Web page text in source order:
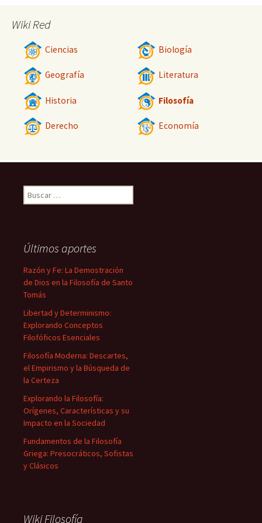
Wiki Red
Ciencias Biología
Geografía Literatura
Historia Filosofía
Derecho Economía
Buscar:
Últimos aportes
Razón y Fe: La Demostración
de Dios en la Filosofía de Santo
Tomás
Libertad y Determinismo:
Explorando Conceptos
Filofóficos Esenciales
Filosofía Moderna: Descartes,
el Empirismo y la Búsqueda de
la Certeza
Explorando la Filosofía:
Orígenes, Características y su
Impacto en la Sociedad
Fundamentos de la Filosofía
Griega: Presocráticos, Sofistas
y Clásicos
Wiki Filosofía